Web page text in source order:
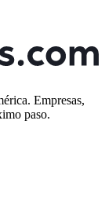
Empresas,
paso.